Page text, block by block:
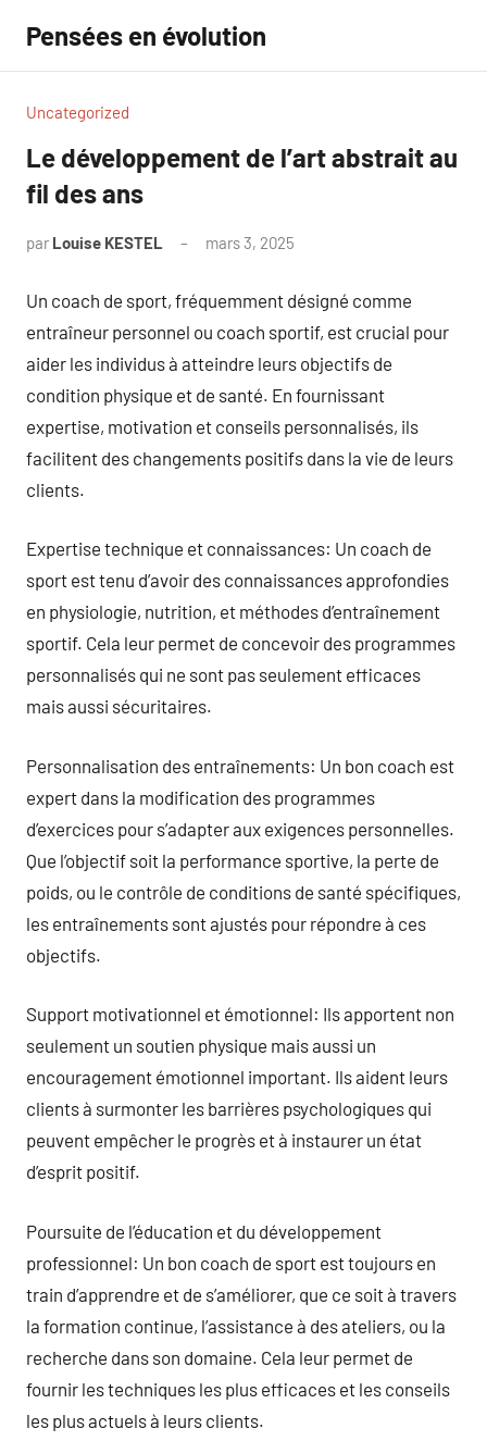
contenu
Pensées en évolution
Uncategorized
Le développement de l’art abstrait au
fil des ans
par Louise KESTEL mars 3, 2025
Un coach de sport, fréquemment désigné comme
entraîneur personnel ou coach sportif, est crucial pour
aider les individus à atteindre leurs objectifs de
condition physique et de santé. En fournissant
expertise, motivation et conseils personnalisés, ils
facilitent des changements positifs dans la vie de leurs
clients.
Expertise technique et connaissances: Un coach de
sport est tenu d’avoir des connaissances approfondies
en physiologie, nutrition, et méthodes d’entraînement
sportif. Cela leur permet de concevoir des programmes
personnalisés qui ne sont pas seulement efficaces
mais aussi sécuritaires.
Personnalisation des entraînements: Un bon coach est
expert dans la modification des programmes
d’exercices pour s’adapter aux exigences personnelles.
Que l’objectif soit la performance sportive, la perte de
poids, ou le contrôle de conditions de santé spécifiques,
les entraînements sont ajustés pour répondre à ces
objectifs.
Support motivationnel et émotionnel: Ils apportent non
seulement un soutien physique mais aussi un
encouragement émotionnel important. Ils aident leurs
clients à surmonter les barrières psychologiques qui
peuvent empêcher le progrès et à instaurer un état
d’esprit positif.
Poursuite de l’éducation et du développement
professionnel: Un bon coach de sport est toujours en
train d’apprendre et de s’améliorer, que ce soit à travers
la formation continue, l’assistance à des ateliers, ou la
recherche dans son domaine. Cela leur permet de
fournir les techniques les plus efficaces et les conseils
les plus actuels à leurs clients.